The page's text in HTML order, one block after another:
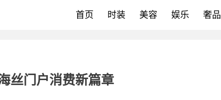
首页 时装 美容 娱乐 奢品
丝门户消费新篇章